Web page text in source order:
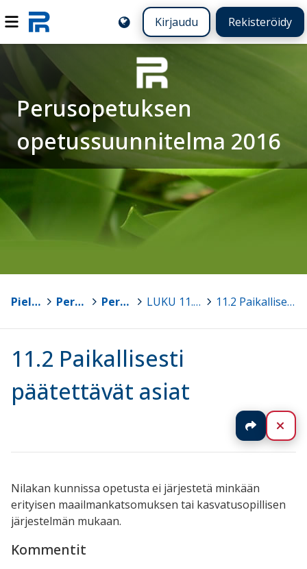
Kirjaudu Rekisteröidy
Perusopetuksen
opetussuunnitelma 2016
Pielavesi Perusopetus Perusopetuksen opetussuunnitelma 2016 LUKU 11. Erityiseen maailmankatsomukseen tai kasvatusopilliseen järjestelmään perustuva perusopetus > 11.2 Paikallisesti päätettävät asiat
11.2 Paikallisesti
päätettävät asiat
Jaa
Nilakan kunnissa opetusta ei järjestetä minkään
erityisen maailmankatsomuksen tai kasvatusopillisen
järjestelmän mukaan.
Kommentit